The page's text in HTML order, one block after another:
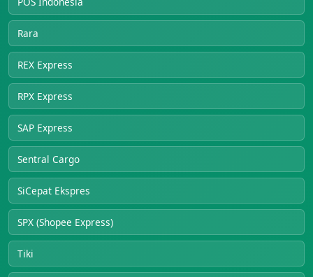
Rara
REX Express
RPX Express
SAP Express
Sentral Cargo
SiCepat Ekspres
SPX (Shopee Express)
Tiki